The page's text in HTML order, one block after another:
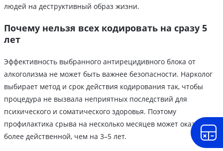
людей на деструктивный образ жизни.
Почему нельзя всех кодировать на сразу 5
лет
Эффективность выбранного антирецидивного блока от
алкоголизма не может быть важнее безопасности. Нарколог
выбирает метод и срок действия кодирования так, чтобы
процедура не вызвала неприятных последствий для
психического и соматического здоровья. Поэтому
профилактика срыва на несколько месяцев может оказаться
более действенной, чем на 3–5 лет.